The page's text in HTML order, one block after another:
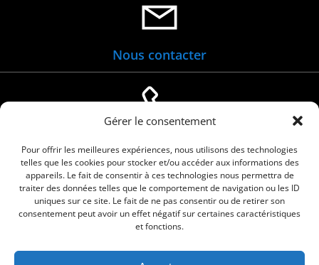
Gérer le consentement
Pour offrir les meilleures expériences, nous utilisons des technologies
telles que les cookies pour stocker et/ou accéder aux informations des
appareils. Le fait de consentir à ces technologies nous permettra de
traiter des données telles que le comportement de navigation ou les ID
uniques sur ce site. Le fait de ne pas consentir ou de retirer son
consentement peut avoir un effet négatif sur certaines caractéristiques
et fonctions.
Nous contacter
04 66 88 01 05